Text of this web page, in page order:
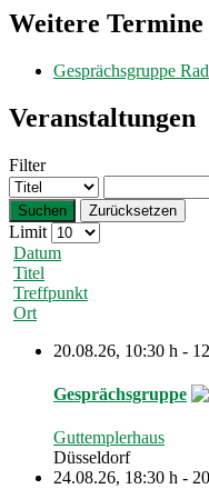
Weitere Termine
Gesprächsgruppe
Veranstaltungen
Filter
Suchen Zurücksetzen
Limit
Datum
Titel
Treffpunkt
Ort
20.08.26, 10:30 h -
Gesprächsgruppe
Guttemplerhaus
Düsseldorf
24.08.26, 18:30 h -